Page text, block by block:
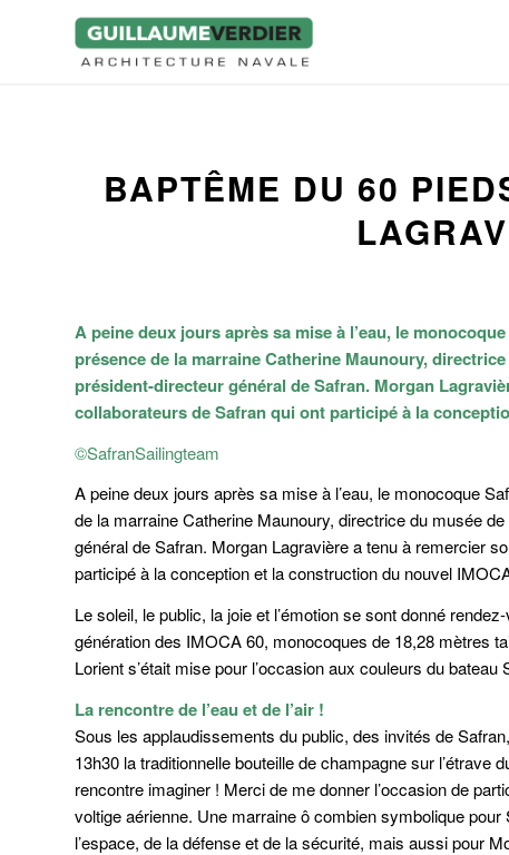
BAPTÊME DU 60
A peine deux jours après sa mise à l’eau, le monocoque
présence de la marraine Catherine Maunoury,
président-directeur général de Safran. Morgan
collaborateurs de Safran qui ont participé à la
©SafranSailingteam
A peine deux jours après sa mise à l’eau, le monocoque
de la marraine Catherine Maunoury, directrice du musée
général de Safran. Morgan Lagravière a tenu à remercier
participé à la conception et la construction du nouvel
Le soleil, le public, la joie et l’émotion se sont donné
génération des IMOCA 60, monocoques de 18,28 mètres
Lorient s’était mise pour l’occasion aux couleurs du bateau
La rencontre de l’eau et de l’air !
Sous les applaudissements du public, des invités de
13h30 la traditionnelle bouteille de champagne sur l’étrave
rencontre imaginer ! Merci de me donner l’occasion de
voltige aérienne. Une marraine ô combien symbolique
l’espace, de la défense et de la sécurité, mais aussi pour